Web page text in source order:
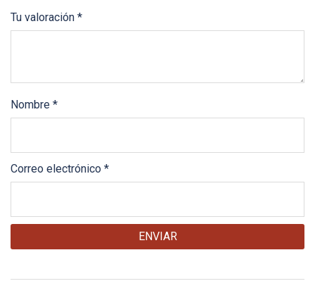
Tu valoración *
Nombre *
Correo electrónico *